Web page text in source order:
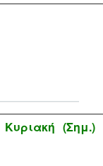
Κυριακή (Σημ.)